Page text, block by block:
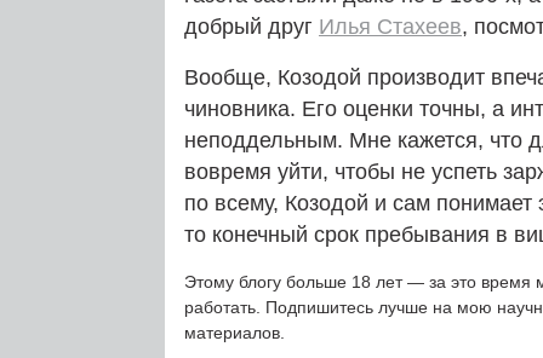
добрый друг Илья Стахеев,
Вообще, Козодой производит
чиновника. Его оценки точны, а
неподдельным. Мне кажется, что
вовремя уйти, чтобы не успеть
по всему, Козодой и сам
то конечный срок пребывания в
Этому блогу больше 18 лет — за это время
работать. Подпишитесь лучше на мою
материалов.